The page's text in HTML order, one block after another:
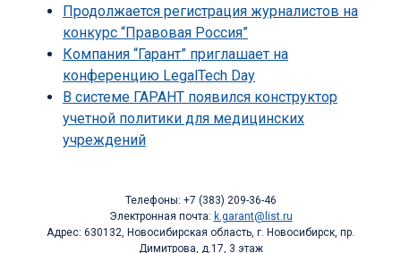
Продолжается регистрация журналистов на
конкурс “Правовая Россия”
Компания “Гарант” приглашает на
конференцию LegalTech Day
В системе ГАРАНТ появился конструктор
учетной политики для медицинских
учреждений
Телефоны: +7 (383) 209-36-46
Электронная почта: k.garant@list.ru
Адрес: 630132, Новосибирская область, г. Новосибирск, пр.
Димитрова, д.17, 3 этаж